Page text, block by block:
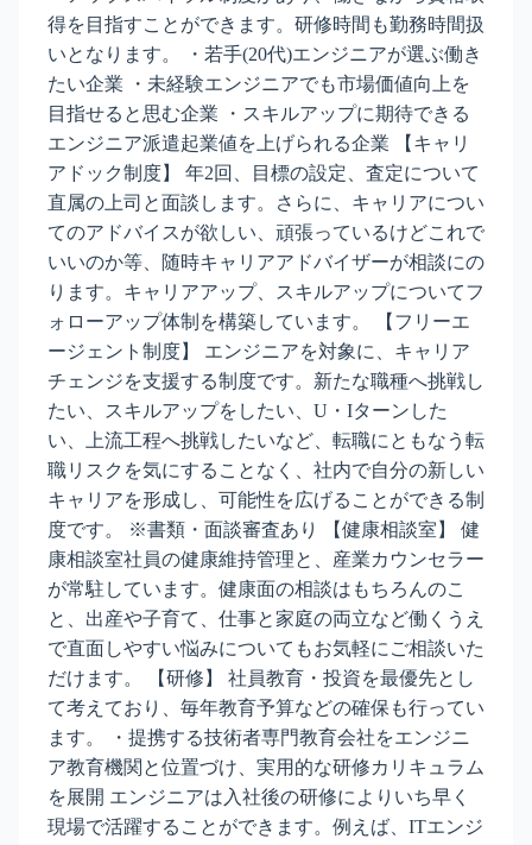
得を目指すことができます。研修時間も勤務時間扱
いとなります。 ・若手(20代)エンジニアが選ぶ働き
たい企業 ・未経験エンジニアでも市場価値向上を
目指せると思む企業 ・スキルアップに期待できる
エンジニア派遣起業値を上げられる企業 【キャリ
アドック制度】 年2回、目標の設定、査定について
直属の上司と面談します。さらに、キャリアについ
てのアドバイスが欲しい、頑張っているけどこれで
いいのか等、随時キャリアアドバイザーが相談にの
ります。キャリアアップ、スキルアップについてフ
ォローアップ体制を構築しています。 【フリーエ
ージェント制度】 エンジニアを対象に、キャリア
チェンジを支援する制度です。新たな職種へ挑戦し
たい、スキルアップをしたい、U・Iターンした
い、上流工程へ挑戦したいなど、転職にともなう転
職リスクを気にすることなく、社内で自分の新しい
キャリアを形成し、可能性を広げることができる制
度です。 ※書類・面談審査あり 【健康相談室】 健
康相談室社員の健康維持管理と、産業カウンセラー
が常駐しています。健康面の相談はもちろんのこ
と、出産や子育て、仕事と家庭の両立など働くうえ
で直面しやすい悩みについてもお気軽にご相談いた
だけます。 【研修】 社員教育・投資を最優先とし
て考えており、毎年教育予算などの確保も行ってい
ます。 ・提携する技術者専門教育会社をエンジニ
ア教育機関と位置づけ、実用的な研修カリキュラム
を展開 エンジニアは入社後の研修によりいち早く
現場で活躍することができます。例えば、ITエンジ